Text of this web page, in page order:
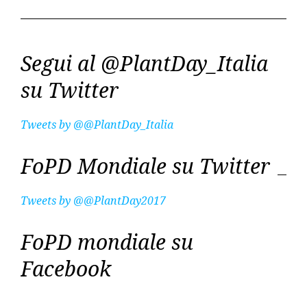
Segui al @PlantDay_Italia
su Twitter
Tweets by @@PlantDay_Italia
FoPD Mondiale su Twitter
Tweets by @@PlantDay2017
FoPD mondiale su
Facebook